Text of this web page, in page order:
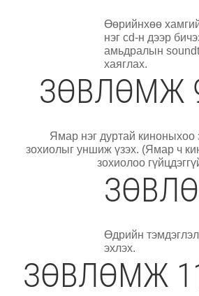
Өөрийнхөө
нэг cd-н дээр
амьдралын
хаяглах.
ЗӨВЛӨМЖ
Ямар нэг дуртай киноныхоо
зохиолыг уншиж үзэх. (Ямар ч
зохиолоо
Өдрийн
эхлэх.
ЗӨВЛӨМЖ